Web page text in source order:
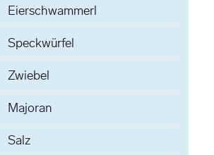
Eierschwammerl
Speckwürfel
Zwiebel
Majoran
Salz